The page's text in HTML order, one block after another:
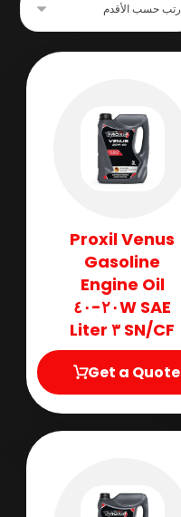
Proxil Venus
Gasoline
Engine Oil
SAE ٢٠W-٤٠
SN/CF ٣ Liter
Get a Quote